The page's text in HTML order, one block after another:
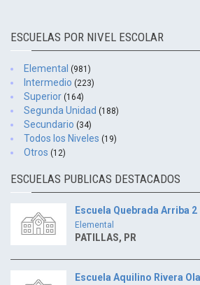
ESCUELAS POR NIVEL ESCOLAR
Elemental (981)
Intermedio (223)
Superior (164)
Segunda Unidad (188)
Secundario (34)
Todos los Niveles (19)
Otros (12)
ESCUELAS PUBLICAS DESTACADOS
Escuela Quebrada Arriba 2
Elemental
PATILLAS, PR
Escuela Aquilino Rivera